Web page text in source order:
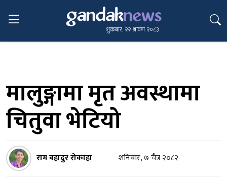
शुक्रबार, २२ श्रावण २०८३
मालुङ्गामा मृत अवस्थामा
चितुवा भेटियो
राम बहादुर रोकाहा शनिबार, ७ चैत्र २०८२